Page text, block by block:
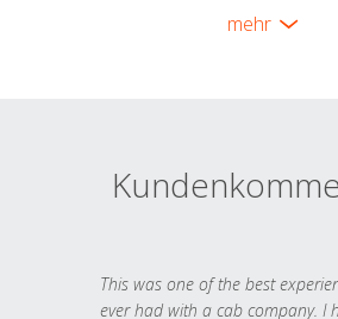
mehr
This was one of the best
ever had with a cab company. I